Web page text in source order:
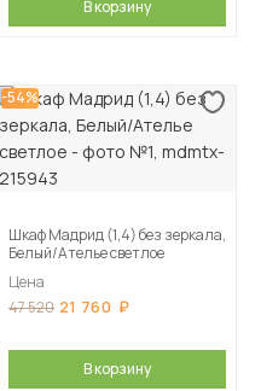
В корзину
-54%
Шкаф Мадрид (1,4) без зеркала,
Белый/Ателье светлое
Цена
47 520 21 760
В корзину